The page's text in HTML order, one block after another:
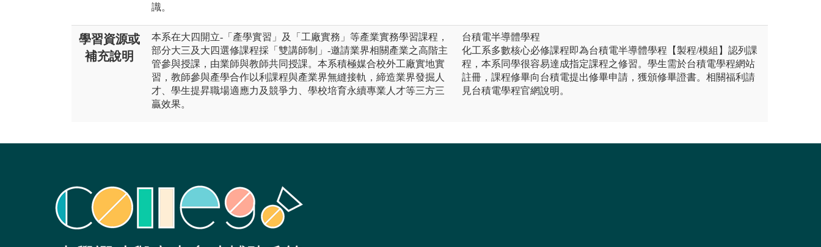
識。
學習資源或
補充說明
本系在大四開立-「產學實習」及「工廠實務」等產業實務學習課程，
部分大三及大四選修課程採「雙講師制」-邀請業界相關產業之高階主
管參與授課，由業師與教師共同授課。本系積極媒合校外工廠實地實
習，教師參與產學合作以利課程與產業界無縫接軌，締造業界發掘人
才、學生提昇職場適應力及競爭力、學校培育永續專業人才等三方三
贏效果。
台積電半導體學程
化工系多數核心必修課程即為台積電半導體學程【製程/模組】認列課
程，本系同學很容易達成指定課程之修習。學生需於台積電學程網站
註冊，課程修畢向台積電提出修畢申請，獲頒修畢證書。相關福利請
見台積電學程官網說明。